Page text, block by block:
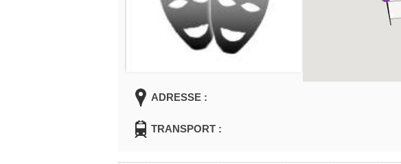
ADRESSE :
TRANSPORT :